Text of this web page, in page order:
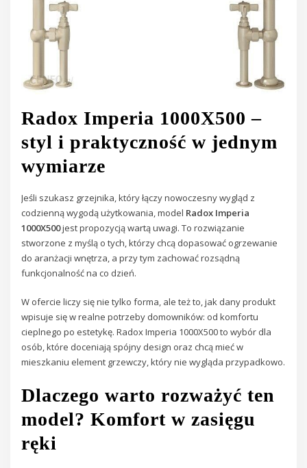
Radox Imperia 1000X500 –
styl i praktyczność w jednym
wymiarze
Jeśli szukasz grzejnika, który łączy nowoczesny wygląd z
codzienną wygodą użytkowania, model Radox Imperia
1000X500jest propozycją wartą uwagi. To rozwiązanie
stworzone z myślą o tych, którzy chcą dopasować ogrzewanie
do aranżacji wnętrza, a przy tym zachować rozsądną
funkcjonalność na co dzień.
W ofercie liczy się nie tylko forma, ale też to, jak dany produkt
wpisuje się w realne potrzeby domowników: od komfortu
cieplnego po estetykę. Radox Imperia 1000X500 to wybór dla
osób, które doceniają spójny design oraz chcą mieć w
mieszkaniu element grzewczy, który nie wygląda przypadkowo.
Dlaczego warto rozważyć ten
model? Komfort w zasięgu
ręki